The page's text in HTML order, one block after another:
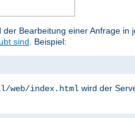
Bearbeitung einer Anfrage
sind. Beispiel:
web/index.html wird der